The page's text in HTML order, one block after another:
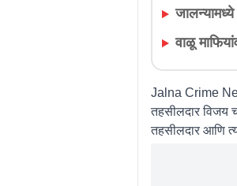
वाळू
Jalna Crime
तहसीलदार विजय
तहसीलदार आणि